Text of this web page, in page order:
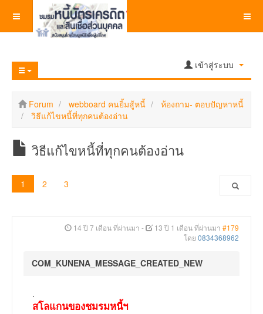
เข้าสู่ระบบ
Forum webboard คนยิ้มสู้หนี้
ห้องถาม- ตอบปัญหาหนี้
วิธีแก้ไขหนี้ที่ทุกคนต้องอ่าน
วิธีแก้ไขหนี้ที่ทุกคนต้องอ่าน
1 2 3
14 ปี 7 เดือน ที่ผ่านมา - 13 ปี 1 เดือน ที่ผ่านมา #179
โดย 0834368962
COM_KUNENA_MESSAGE_CREATED_NEW
.
สโลแกนของชมรมหนี้ฯ